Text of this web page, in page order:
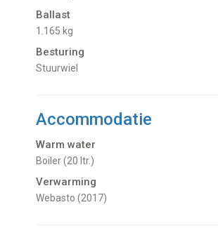
Ballast
1.165 kg
Besturing
Stuurwiel
Accommodatie
Warm water
Boiler (20 ltr.)
Verwarming
Webasto (2017)